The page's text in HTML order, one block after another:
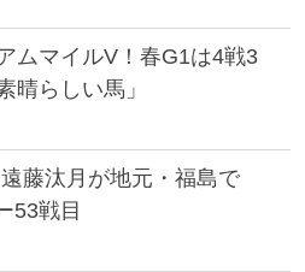
ムマイルV！春G1は4戦3
晴らしい馬」
藤汰月が地元・福島で
53戦目